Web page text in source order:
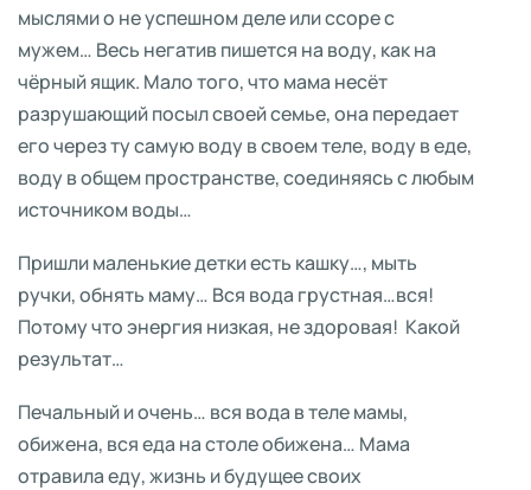
мыслями о не успешном деле или ссоре с
мужем… Весь негатив пишется на воду, как на
чёрный ящик. Мало того, что мама несёт
разрушающий посыл своей семье, она передает
его через ту самую воду в своем теле, воду в еде,
воду в общем пространстве, соединяясь с любым
источником воды…
Пришли маленькие детки есть кашку…, мыть
ручки, обнять маму… Вся вода грустная…вся!
Потому что энергия низкая, не здоровая! Какой
результат…
Печальный и очень… вся вода в теле мамы,
обижена, вся еда на столе обижена… Мама
отравила еду, жизнь и будущее своих